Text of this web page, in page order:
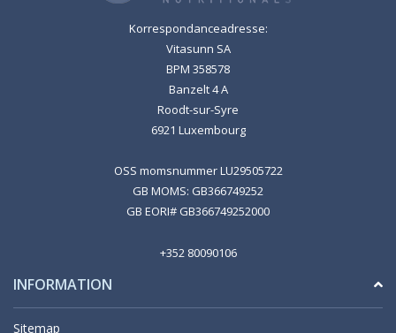
Korrespondanceadresse:
Vitasunn SA
BPM 358578
Banzelt 4 A
Roodt-sur-Syre
6921 Luxembourg
OSS momsnummer LU29505722
GB MOMS: GB366749252
GB EORI# GB366749252000
+352 80090106
INFORMATION
Sitemap